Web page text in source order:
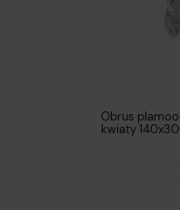
Obrus
kwiaty